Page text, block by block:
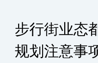
步行街业态
规划注意事